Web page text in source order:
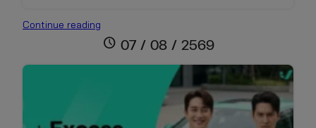
Continue reading
คือ
schedule 07 / 08 / 2569